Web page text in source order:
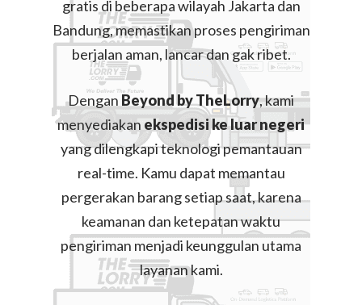
gratis di beberapa wilayah Jakarta dan
Bandung, memastikan proses pengiriman
berjalan aman, lancar dan gak ribet.
Dengan Beyond by TheLorry, kami
menyediakanekspedisi ke luar negeri
yang dilengkapi teknologi pemantauan
real-time. Kamu dapat memantau
pergerakan barang setiap saat, karena
keamanan dan ketepatan waktu
pengiriman menjadi keunggulan utama
layanan kami.